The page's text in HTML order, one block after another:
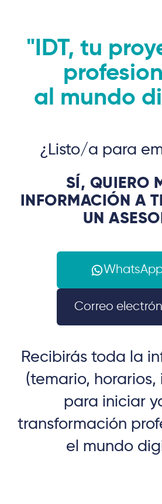
"IDT, tu
al mundo
¿Listo/a para
SÍ, QUIERO
INFORMACIÓN A
UN
Correo
Recibirás toda la
(temario, horarios,
para iniciar
transformación
el mundo